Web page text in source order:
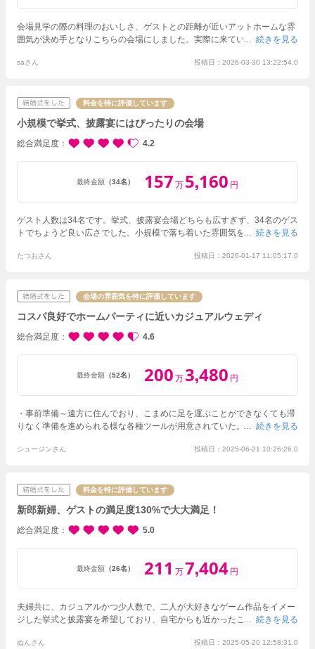
会場見学の際の料理のおいしさ、ゲストとの距離が近いアットホームな雰
囲気が決め手となりこちらの会場にしました。実際に来ていただいたゲス
声をかけてもらいました。
打ち合わせもオンラインで気軽に行うことがで
トとの時間を楽しめるスイーツビュッフェや簡単なゲームをとり入れた披
露宴など自分たちのやりたいことを行うことができ本当に思い出に残る温
かい結婚式ができました。持ち込み料がかからかったので、お色直しのド
レスやブーケ、お酒も自分たちで好きなものを用意することができたのも
続きを見る
saさん 投稿日：2026-03-30 13:22:54.0
料金を特に評価しています
小規模で挙式、披露宴にはぴったりの会場
総合満足度 4.2
最終金額 （34名） 157 万 5,160 円
ゲスト人数は34名です。挙式、披露宴会場どちらも広すぎず、34名のゲス
トでちょうど良い広さでした。小規模で落ち着いた雰囲気を望んでいる方
以外の連絡は電話もすぐにつながりますし、メールも半日以内に返信いた
不満がないか確認してくださり安心して進めることができております。
続きを見る
たつおさん 投稿日：2026-01-17 11:05:17.0
会場の雰囲気を特に評価しています
コスパ良好でホームパーティに近いカジュアルウェディ
総合満足度 4.6
最終金額 （52名） 200 万3,480 円
・事前準備～遠方に住んでおり、こまめに足を運ぶことができなくても滞
りなく準備を進められる様な各種ツールが用意されていた。（多すぎて使
脅されていたほど苦労せず、割と最小労力で行うことができた。 仕事が
き、ゲストの方々に良い意味で緊張が見えていないのが良かった。
ストとの距離が近かった一方、50人前後でもキャパは一杯に見えたので、
これ以上多いとやや手狭な印象になるかも。～ スタッフの方の接客態度
は申し分なしであり、ちょっとしたサプライズなど粋だと感じる部分が多
や『飲み物が重複して出てきた』など細かいミスはあったと聞いた。（参
加者より後日談）
続きを見る
シュージンさん 投稿日：2025-06-21 10:26:26.0
料金を特に評価しています
新郎新婦、ゲストの満足度130%で大大満足！
総合満足度 5.0
最終金額 （26名） 211 万7,404 円
夫婦共に、カジュアルかつ少人数で、二人が大好きなゲーム作品をイメー
ジした挙式と披露宴を希望しており、自宅からも近かったこの会場を選び
且つ会場の演出や結婚証明書、ランチョンマット等もこちらのイメージと
続きを見る
ぬんさん 投稿日：2025-05-20 12:58:31.0